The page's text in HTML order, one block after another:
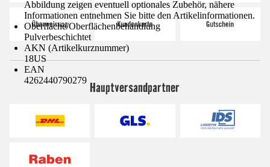
Abbildung zeigen eventuell optionales Zubehör, nähere
Informationen entnehmen Sie bitte den Artikelinformationen.
Oberfläche/Oberflächenbehandlung
Pulverbeschichtet
AKN (Artikelkurznummer)
18US
EAN
4262440790279 Hauptversandpartner